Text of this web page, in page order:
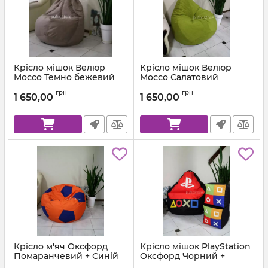
Крісло мішок Велюр
Mocco Темно бежевий
1 650,00 грн
Крісло мішок Велюр
Mocco Салатовий
1 650,00 грн
Крісло м'яч Оксфорд
Помаранчевий + Синій
Крісло мішок PlayStation
Оксфорд Чорний +